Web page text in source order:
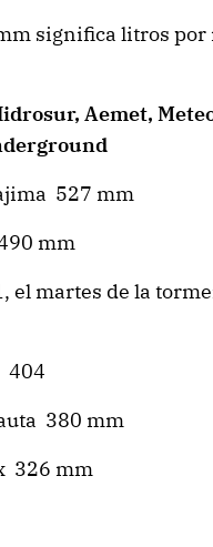
significa litros por
Aemet,
527 mm
mm
el martes de la
404
380 mm
326 mm